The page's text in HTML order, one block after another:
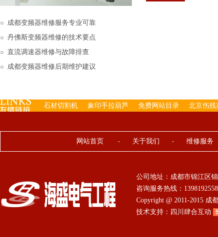
下来的，机内已经存有
成都变频器维修服务专业可靠
丹佛斯变频器维修的技术要点
直流调速器维修与故障排查
成都变频器维修后期维护建议
石材切割机 象印手拉葫芦 免费网站目录 北京伤残
网站首页 - 关于我们 - 维修服务
公司地址：成都市锦江区
咨询服务热线：
Copyright @ 2011-2015
技术支持： 四川肆合互动